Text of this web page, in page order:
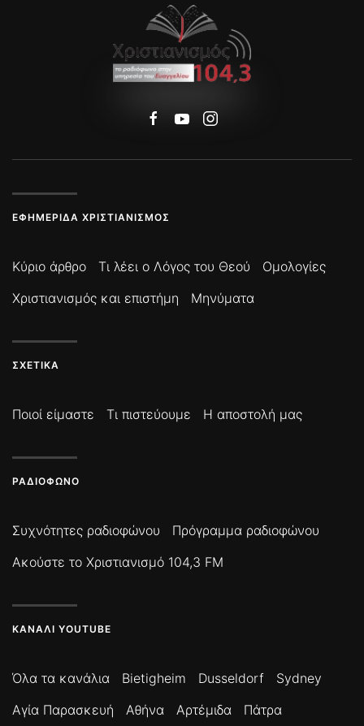
ΕΦΗΜΕΡΊΔΑ ΧΡΙΣΤΙΑΝΙΣΜΌΣ
Κύριο άρθρο Τι λέει ο Λόγος του Θεού
Ομολογίες
Χριστιανισμός και επιστήμη
Μηνύματα
ΣΧΕΤΙΚΆ
Ποιοί είμαστε Τι πιστεύουμε Η αποστολή μας
ΡΑΔΙΌΦΩΝΟ
Συχνότητες ραδιοφώνου
Πρόγραμμα ραδιοφώνου
Ακούστε το Χριστιανισμό 104,3 FM
ΚΑΝΆΛΙ YOUTUBE
Όλα τα κανάλια Bietigheim Dusseldorf
Sydney
Αγία Παρασκευή
Αθήνα Αρτέμιδα
Πάτρα